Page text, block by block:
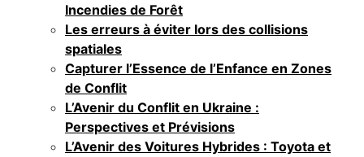
Incendies de Forêt
Les erreurs à éviter lors des collisions
spatiales
Capturer l’Essence de l’Enfance en Zones
de Conflit
L’Avenir du Conflit en Ukraine :
Perspectives et Prévisions
L’Avenir des Voitures Hybrides : Toyota et